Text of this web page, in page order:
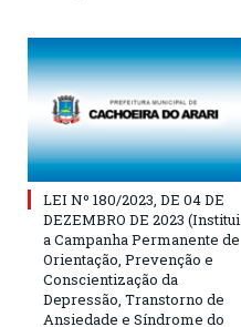
LEI Nº 180/2023, DE 04 DE
DEZEMBRO DE 2023 (Institui
a Campanha Permanente de
Orientação, Prevenção e
Conscientização da
Depressão, Transtorno de
Ansiedade e Síndrome do